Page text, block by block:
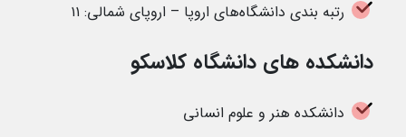
رتبه بندی دانشگاه‌های اروپا – اروپای شمالی: ۱۱
دانشکده های دانشگاه کلاسکو
دانشکده هنر و علوم انسانی